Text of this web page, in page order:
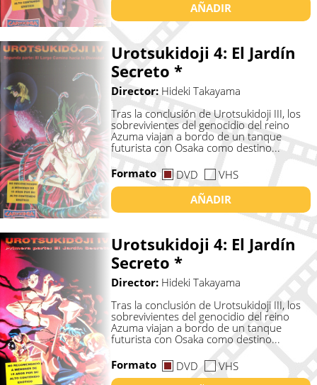
AÑADIR
Urotsukidoji 4: El Jardí­n
Secreto *
Director: Hideki Takayama
Tras la conclusión de Urotsukidoji III, los
sobrevivientes del genocidio del reino
Azuma viajan a bordo de un tanque
futurista con Osaka como destino...
Formato
DVD
VHS
AÑADIR
Urotsukidoji 4: El Jardí­n
Secreto *
Director: Hideki Takayama
Tras la conclusión de Urotsukidoji III, los
sobrevivientes del genocidio del reino
Azuma viajan a bordo de un tanque
futurista con Osaka como destino...
Formato
DVD
VHS